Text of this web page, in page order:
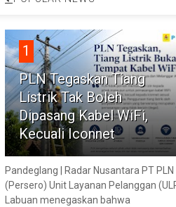
1
PLN Tegaskan Tiang
Listrik Tak Boleh
Dipasang Kabel WiFi,
Kecuali Iconnet
Pandeglang | Radar Nusantara PT PLN
(Persero) Unit Layanan Pelanggan
Labuan menegaskan bahwa